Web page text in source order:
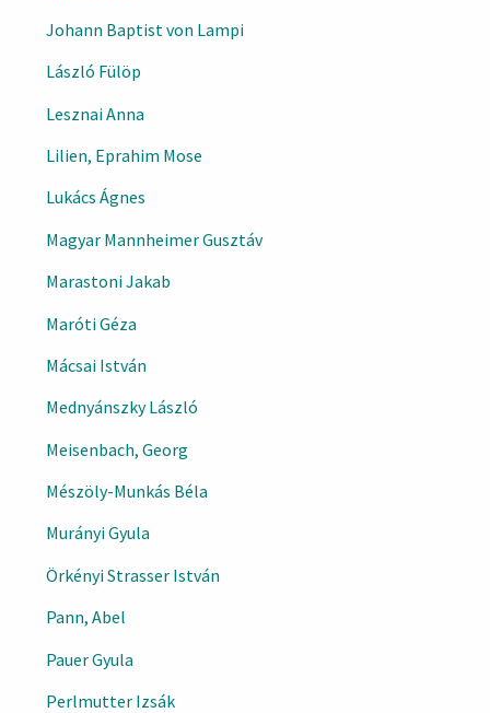
Johann Baptist von Lampi
László Fülöp
Lesznai Anna
Lilien, Eprahim Mose
Lukács Ágnes
Magyar Mannheimer Gusztáv
Marastoni Jakab
Maróti Géza
Mácsai István
Mednyánszky László
Meisenbach, Georg
Mészöly-Munkás Béla
Murányi Gyula
Örkényi Strasser István
Pann, Abel
Pauer Gyula
Perlmutter Izsák